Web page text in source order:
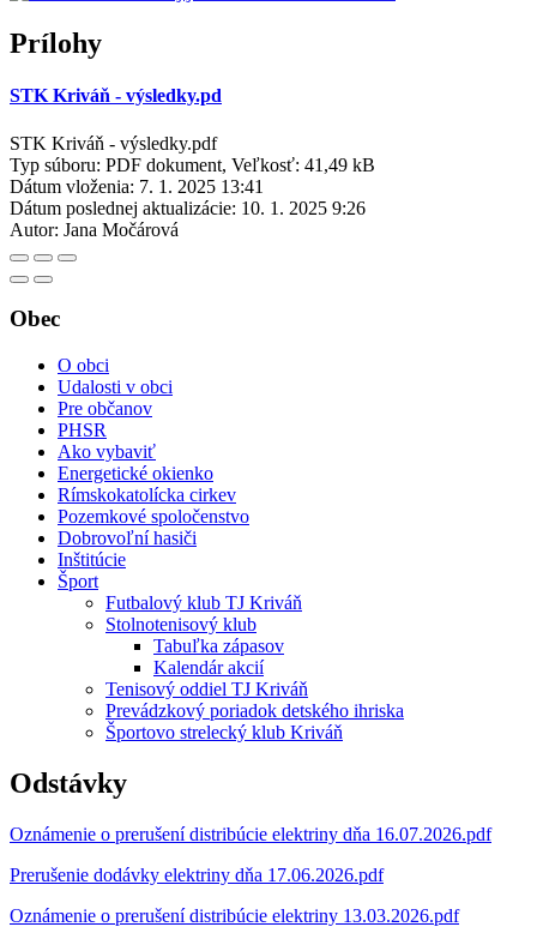
Prílohy
STK Kriváň - výsledky.pd
STK Kriváň - výsledky.pdf
Typ súboru: PDF dokument, Veľkosť: 41,49 kB
Dátum vloženia: 7. 1. 2025 13:41
Dátum poslednej aktualizácie: 10. 1. 2025 9:26
Autor: Jana Močárová
Obec
O obci
Udalosti v obci
Pre občanov
PHSR
Ako vybaviť
Energetické okienko
Rímskokatolícka cirkev
Pozemkové spoločenstvo
Dobrovoľní hasiči
Inštitúcie
Šport
Futbalový klub TJ Kriváň
Stolnotenisový klub
Tabuľka zápasov
Kalendár akcií
Tenisový oddiel TJ Kriváň
Prevádzkový poriadok detského ihriska
Športovo strelecký klub Kriváň
Odstávky
Oznámenie o prerušení distribúcie elektriny dňa 16.07.2026.pdf
Prerušenie dodávky elektriny dňa 17.06.2026.pdf
Oznámenie o prerušení distribúcie elektriny 13.03.2026.pdf